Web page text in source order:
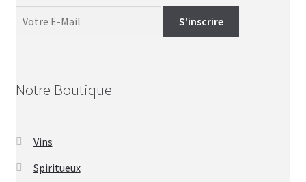
Notre Boutique
Vins
Spiritueux